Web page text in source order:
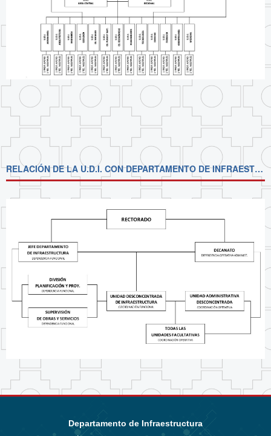
RELACIÓN DE LA U.D.I. CON DEPARTAMENTO DE INFRAESTRUCTURA Y DECANATOS
Departamento de Infraestructura